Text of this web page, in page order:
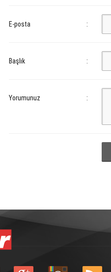
E-posta :
Başlık :
Yorumunuz :